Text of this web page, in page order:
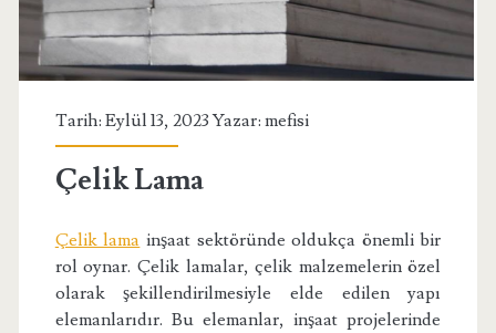
Tarih: Eylül 13, 2023 Yazar: mefisi
Çelik Lama
Çelik lama inşaat sektöründe oldukça önemli bir
rol oynar. Çelik lamalar, çelik malzemelerin özel
olarak şekillendirilmesiyle elde edilen yapı
elemanlarıdır. Bu elemanlar, inşaat projelerinde